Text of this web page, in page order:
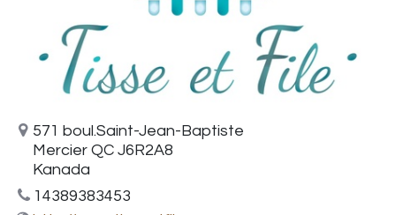
571 boul.Saint-Jean-Baptiste
Mercier QC J6R2A8
Kanada
14389383453